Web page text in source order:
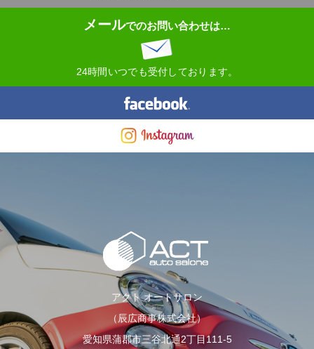
メールでのお問い合わせは…
24時間いつでも受付しております。
アクト オートサロン
（辰広商事株式会社）
愛知県蒲郡市三谷北通2丁目111-5